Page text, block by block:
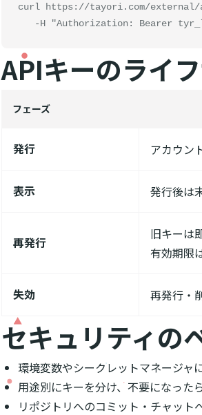
curl https://tayori.com/
-H "Authorization: Bearer
APIキーのライ
フェーズ
発行 アカウン
表示 発行後は
再発行
旧キーは
有効期限
失効 再発行・
セキュリティの
環境変数やシークレットマネージャ
用途別にキーを分け、不要になった
リポジトリへのコミット・チャット